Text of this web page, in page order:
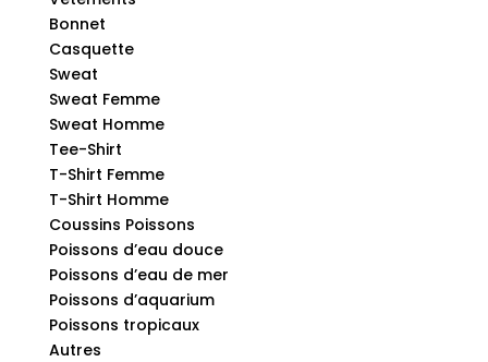
Bonnet
Casquette
Sweat
Sweat Femme
Sweat Homme
Tee-Shirt
T-Shirt Femme
T-Shirt Homme
Coussins Poissons
Poissons d’eau douce
Poissons d’eau de mer
Poissons d’aquarium
Poissons tropicaux
Autres